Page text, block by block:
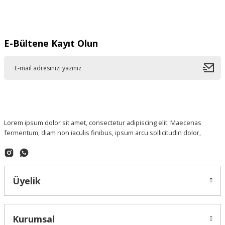
E-Bültene Kayıt Olun
Lorem ipsum dolor sit amet, consectetur adipiscing elit. Maecenas
fermentum, diam non iaculis finibus, ipsum arcu sollicitudin dolor,
Üyelik
Kurumsal